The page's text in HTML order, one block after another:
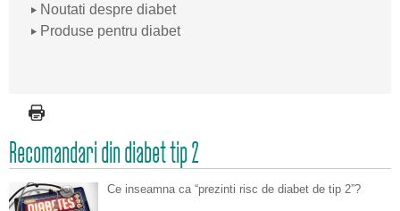
Noutati despre diabet
Produse pentru diabet
Recomandari din diabet tip 2
Ce inseamna ca “prezinti risc de diabet de tip 2”?